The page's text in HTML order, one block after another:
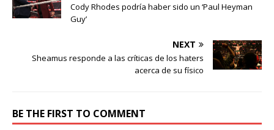
Cody Rhodes podría haber sido un ‘Paul Heyman
Guy’
NEXT
Sheamus responde a las críticas de los haters
acerca de su físico
BE THE FIRST TO COMMENT